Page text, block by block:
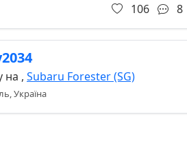
106 8
на , Subaru Forester (SG)
Україна